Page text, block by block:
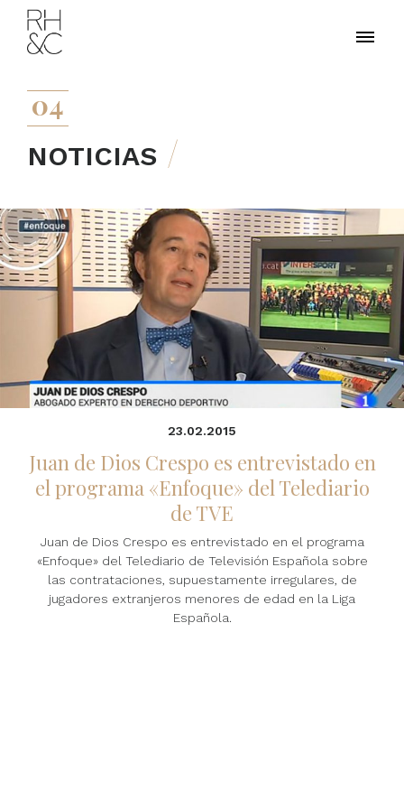
04
NOTICIAS
23.02.2015
Juan de Dios Crespo es entrevistado en
el programa «Enfoque» del Telediario
de TVE
Juan de Dios Crespo es entrevistado en el programa
«Enfoque» del Telediario de Televisión Española sobre
las contrataciones, supuestamente irregulares, de
jugadores extranjeros menores de edad en la Liga
Española.